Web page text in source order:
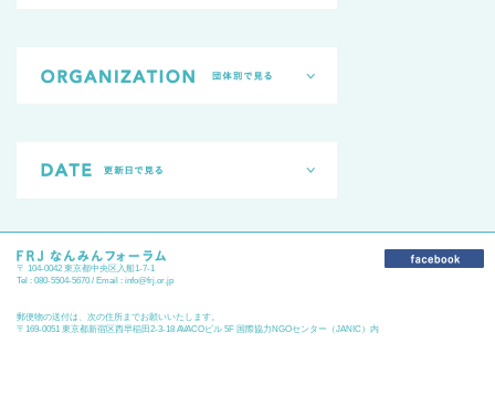
〒 104-0042 東京都中央区入船1-7-1
Tel : 080-5504-5670 / Email : info@frj.or.jp
郵便物の送付は、次の住所までお願いいたします。
〒169-0051 東京都新宿区西早稲田2-3-18 AVACOビル 5F 国際協力NGOセンター（JANIC）内